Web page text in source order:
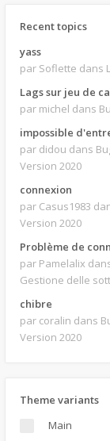
Recent topics
yass
par Soflette dans
Lags sur jeu de
par michel dans
par didou dans
Version 2020
connexion
par Casus1983
Version 2020
Problème de
par Pamelalix
Gestione delle
chibre
par coralin dans
Version 2020
Theme variants
Main